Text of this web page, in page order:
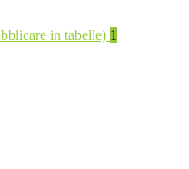
in tabelle) 1